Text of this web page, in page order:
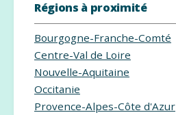
Régions à proximité
Bourgogne-Franche-Comté
Centre-Val de Loire
Nouvelle-Aquitaine
Occitanie
Provence-Alpes-Côte d'Azur